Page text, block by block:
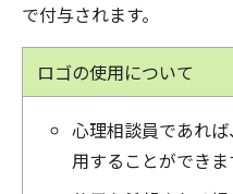
で付与されます。
ロゴの使用について
心理相談員であれ
用することができま